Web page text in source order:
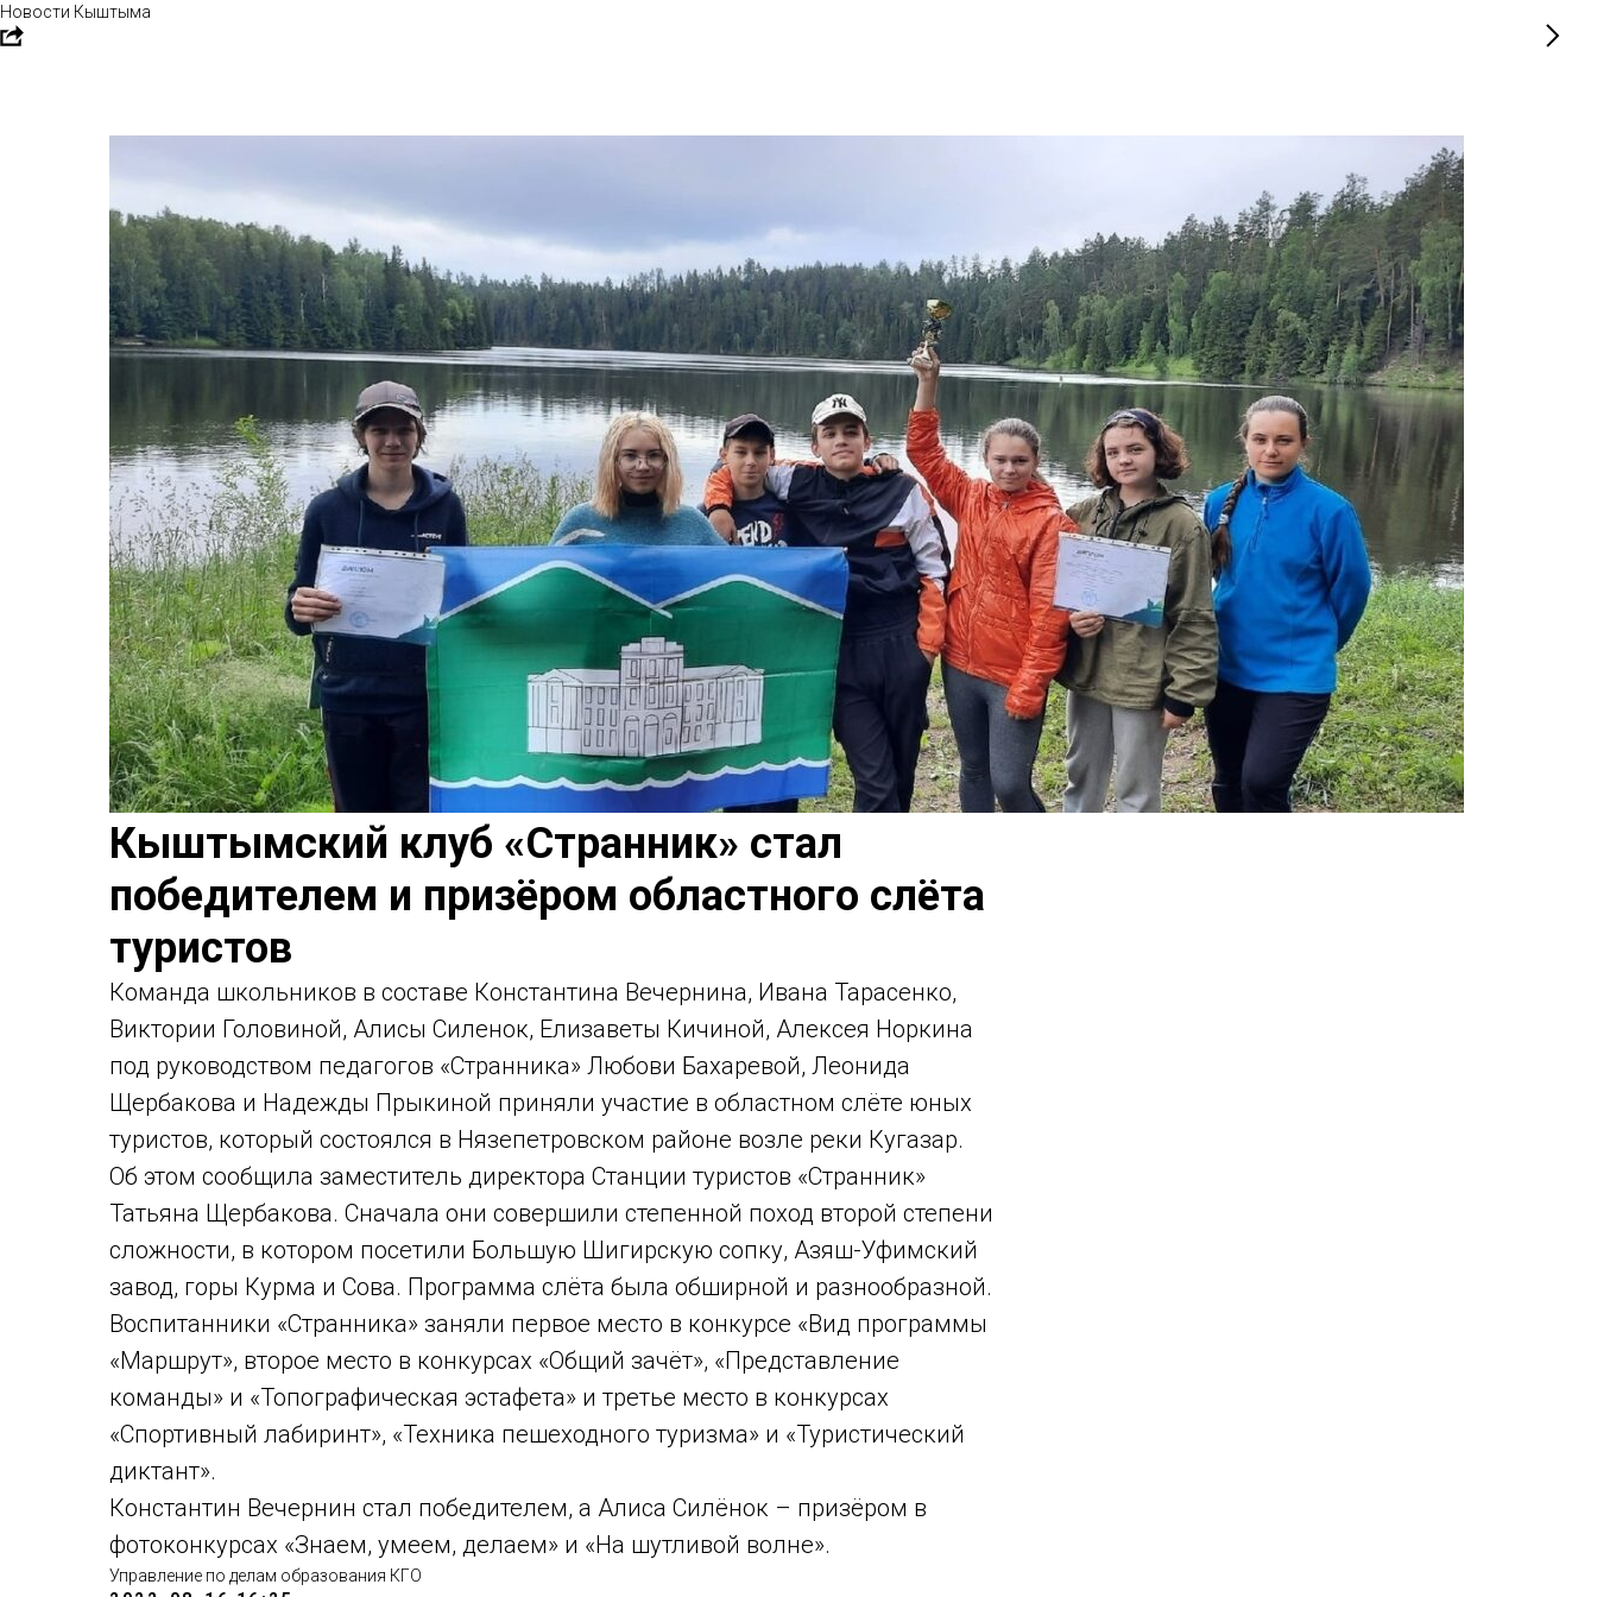
Новости Кыштыма
Кыштымский клуб «Странник» стал
победителем и призёром областного слёта
туристов
Команда школьников в составе Константина Вечернина, Ивана Тарасенко,
Виктории Головиной, Алисы Силенок, Елизаветы Кичиной, Алексея Норкина
под руководством педагогов «Странника» Любови Бахаревой, Леонида
Щербакова и Надежды Прыкиной приняли участие в областном слёте юных
туристов, который состоялся в Нязепетровском районе возле реки Кугазар.
Об этом сообщила заместитель директора Станции туристов «Странник»
Татьяна Щербакова. Сначала они совершили степенной поход второй степени
сложности, в котором посетили Большую Шигирскую сопку, Азяш-Уфимский
завод, горы Курма и Сова. Программа слёта была обширной и разнообразной.
Воспитанники «Странника» заняли первое место в конкурсе «Вид программы
«Маршрут», второе место в конкурсах «Общий зачёт», «Представление
команды» и «Топографическая эстафета» и третье место в конкурсах
«Спортивный лабиринт», «Техника пешеходного туризма» и «Туристический
диктант».
Константин Вечернин стал победителем, а Алиса Силёнок – призёром в
фотоконкурсах «Знаем, умеем, делаем» и «На шутливой волне».
Управление по делам образования КГО